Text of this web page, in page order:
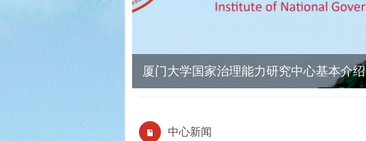
厦门大学国家治理能力研究中心基本介绍
中心新闻